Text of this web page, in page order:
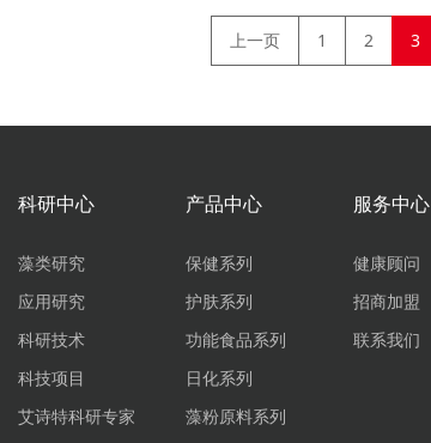
上一页 1 2 3
科研中心
藻类研究
应用研究
科研技术
科技项目
艾诗特科研专家
产品中心
保健系列
护肤系列
功能食品系列
日化系列
藻粉原料系列
服务中心
健康顾问
招商加盟
联系我们